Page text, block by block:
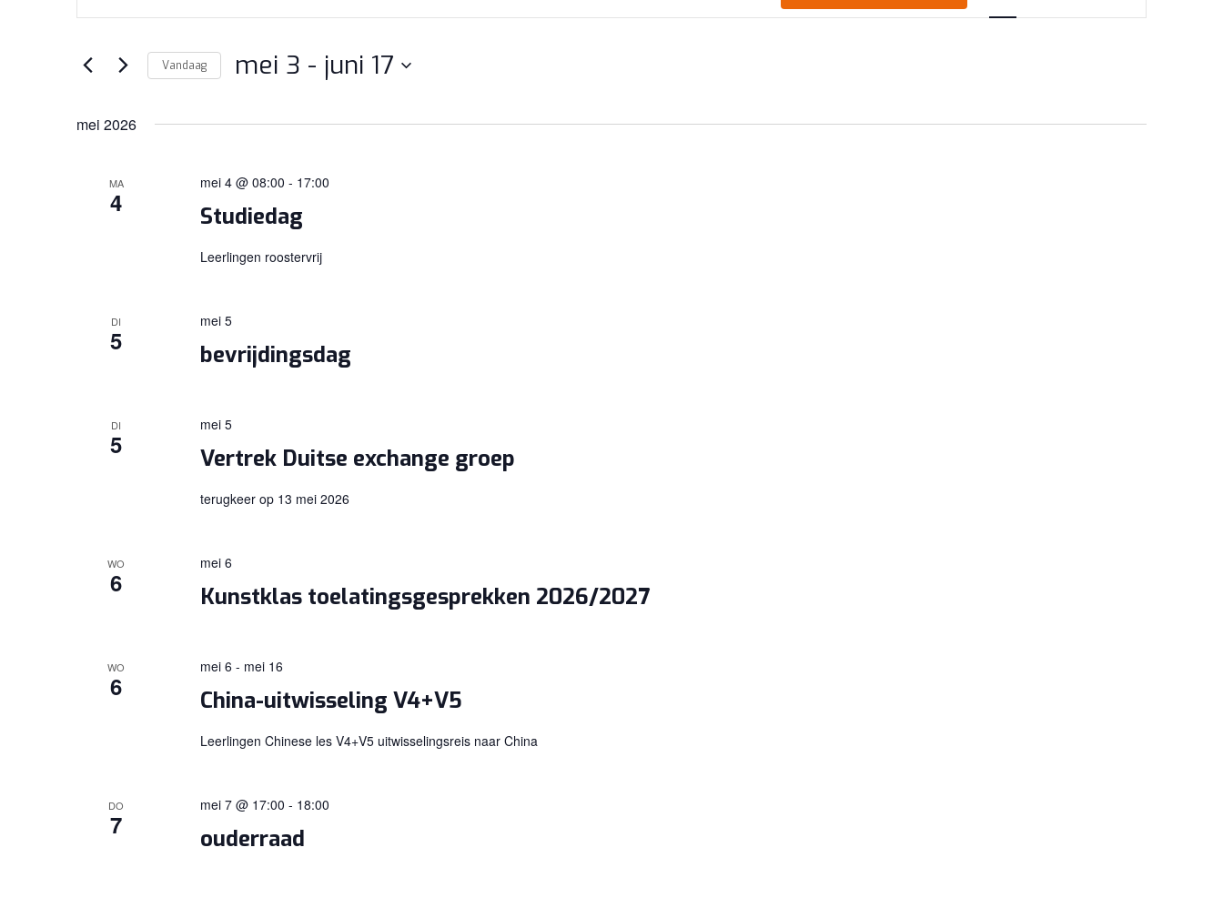
WEERGEVEN
in.
Evenementen
keyword.
NAVIGATIE
Vandaag mei 3 - juni 17
een
mei 2026
MA
4 Studiedag
mei 4 @ 08:00 - 17:00
Leerlingen roostervrij
DI
5 bevrijdingsdag
mei 5
DI
5 Vertrek Duitse exchange groep
mei 5
terugkeer op 13 mei 2026
WO
6 Kunstklas toelatingsgesprekken 2026/2027
mei 6
WO
6 China-uitwisseling V4+V5
mei 6 - mei 16
Leerlingen Chinese les V4+V5 uitwisselingsreis naar China
DO
7 ouderraad
mei 7 @ 17:00 - 18:00